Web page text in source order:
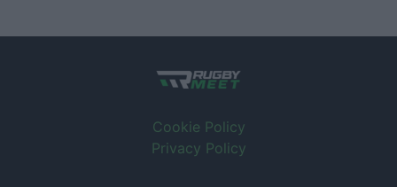
Cookie Policy
Privacy Policy